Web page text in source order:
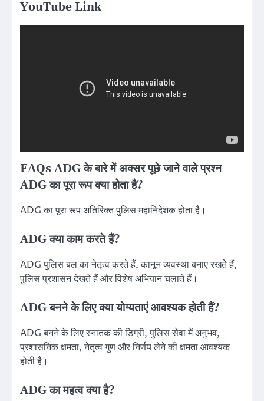
YouTube Link
FAQs ADG के बारे में अक्सर पूछे जाने वाले प्रश्न
ADG का पूरा रूप क्या होता है?
ADG का पूरा रूप अतिरिक्त पुलिस महानिदेशक होता है।
ADG क्या काम करते हैं?
ADG पुलिस बल का नेतृत्व करते हैं, कानून व्यवस्था बनाए रखते हैं,
पुलिस प्रशासन देखते हैं और विशेष अभियान चलाते हैं।
ADG बनने के लिए क्या योग्यताएं आवश्यक होती हैं?
ADG बनने के लिए स्नातक की डिग्री, पुलिस सेवा में अनुभव,
प्रशासनिक क्षमता, नेतृत्व गुण और निर्णय लेने की क्षमता आवश्यक
होती है।
ADG का महत्व क्या है?